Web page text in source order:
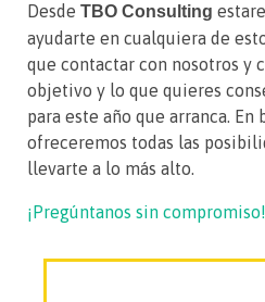
Desde TBO Consulting
ayudarte en cualquiera de
que contactar con nosotros y
objetivo y lo que quieres
para este año que arranca. En
ofreceremos todas las
llevarte a lo más alto.
¡Pregúntanos sin compromiso!